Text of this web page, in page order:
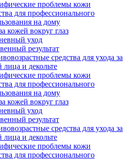
проблемы кожи
для профессионального
на дому
кожей вокруг глаз
уход
результат
средства для ухода за
лица и декольте
проблемы кожи
для профессионального
на дому
кожей вокруг глаз
уход
результат
средства для ухода за
лица и декольте
проблемы кожи
для профессионального